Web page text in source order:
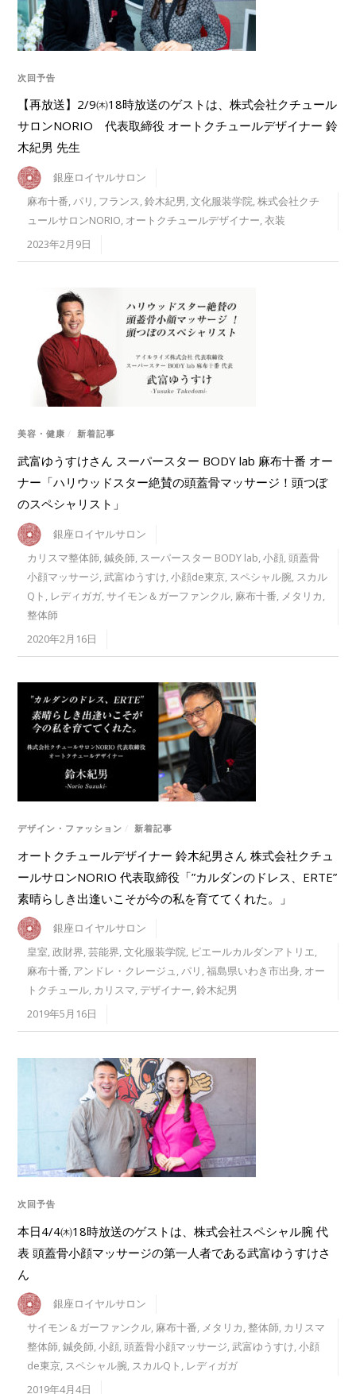
次回予告
【再放送】2/9㈭18時放送のゲストは、株式会社クチュール
サロンNORIO 代表取締役 オートクチュールデザイナー 鈴
木紀男 先生
銀座ロイヤルサロン
麻布十番,パリ , フランス,鈴木紀男,文化服装学院,株式会社クチ
ュールサロンNORIO, オートクチュールデザイナー,衣装
2023年2月9日
美容・健康 / 新着記事
武富ゆうすけさん スーパースター BODY lab 麻布十番 オー
ナー「ハリウッドスター絶賛の頭蓋骨マッサージ！頭つぼ
のスペシャリスト」
銀座ロイヤルサロン
カリスマ整体師,鍼灸師, スーパースター BODY lab,小顔,頭蓋骨
小顔マッサージ,武富ゆうすけ,小顔de東京, スペシャル腕, スカル
Qト , レディガガ,サイモン＆ガーファンクル, 麻布十番, メタリカ,
整体師
2020年2月16日
デザイン・ファッション / 新着記事
オートクチュールデザイナー 鈴木紀男さん 株式会社クチュ
ールサロンNORIO 代表取締役「”カルダンのドレス、ERTE”
素晴らしき出逢いこそが今の私を育ててくれた。」
銀座ロイヤルサロン
皇室,政財界,芸能界,文化服装学院, ピエールカルダンアトリエ,
麻布十番, アンドレ・クレージュ,パリ ,福島県いわき市出身, オー
トクチュール, カリスマ, デザイナー,鈴木紀男
2019年5月16日
次回予告
本日4/4㈭18時放送のゲストは、株式会社スペシャル腕 代
表 頭蓋骨小顔マッサージの第一人者である武富ゆうすけさ
ん
銀座ロイヤルサロン
サイモン＆ガーファンクル, 麻布十番, メタリカ,整体師, カリスマ
整体師,鍼灸師,小顔,頭蓋骨小顔マッサージ,武富ゆうすけ,小顔
de東京, スペシャル腕, スカルQト , レディガガ
2019年4月4日